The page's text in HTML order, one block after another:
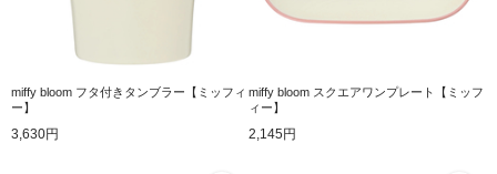
miffy bloom フタ付きタンブラー【ミッフィ
ー】
3,630円
miffy bloom スクエアワンプレート【ミッフ
ィー】
2,145円